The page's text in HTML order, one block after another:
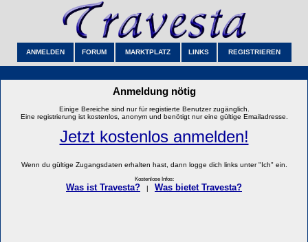
ANMELDEN FORUM MARKTPLATZ LINKS REGISTRIEREN
Anmeldung nötig
Einige Bereiche sind nur für registierte Benutzer zugänglich.
Eine registrierung ist kostenlos, anonym und benötigt nur eine gültige Emailadresse.
Jetzt kostenlos anmelden!
Wenn du gültige Zugangsdaten erhalten hast, dann logge dich links unter "Ich" ein.
Kostenlose Infos:
Was ist Travesta? Was bietet Travesta?